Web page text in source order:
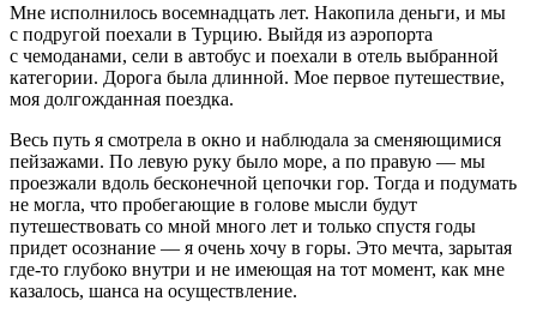
Мне исполнилось восемнадцать лет. Накопила деньги, и мы
с подругой поехали в Турцию. Выйдя из аэропорта
с чемоданами, сели в автобус и поехали в отель выбранной
категории. Дорога была длинной. Мое первое путешествие,
моя долгожданная поездка.
Весь путь я смотрела в окно и наблюдала за сменяющимися
пейзажами. По левую руку было море, а по правую — мы
проезжали вдоль бесконечной цепочки гор. Тогда и подумать
не могла, что пробегающие в голове мысли будут
путешествовать со мной много лет и только спустя годы
придет осознание — я очень хочу в горы. Это мечта, зарытая
где-то глубоко внутри и не имеющая на тот момент, как мне
казалось, шанса на осуществление.